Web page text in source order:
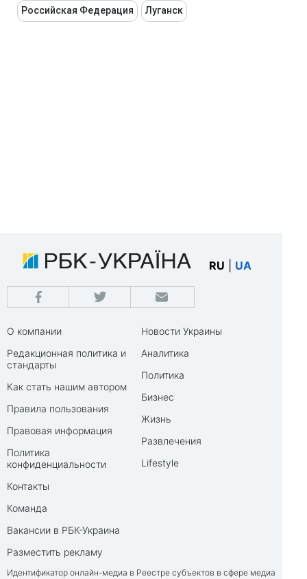
Российская Федерация Луганск
RU UA
О компании
Редакционная политика и
стандарты
Как стать нашим автором
Правила пользования
Правовая информация
Политика
конфиденциальности
Контакты
Команда
Вакансии в РБК-Украина
Разместить рекламу
Новости Украины
Аналитика
Политика
Бизнес
Жизнь
Развлечения
Lifestyle
Идентификатор онлайн-медиа в Реестре субъектов в сфере медиа